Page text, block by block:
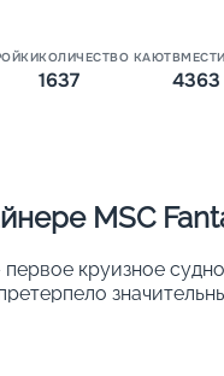
КОЛИЧЕСТВО КАЮТ
1637 4363
MSC
круизное
позволяют
почетную приставку